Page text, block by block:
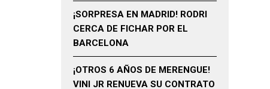
¡SORPRESA EN MADRID! RODRI
CERCA DE FICHAR POR EL
BARCELONA
¡OTROS 6 AÑOS DE MERENGUE!
VINI JR RENUEVA SU CONTRATO